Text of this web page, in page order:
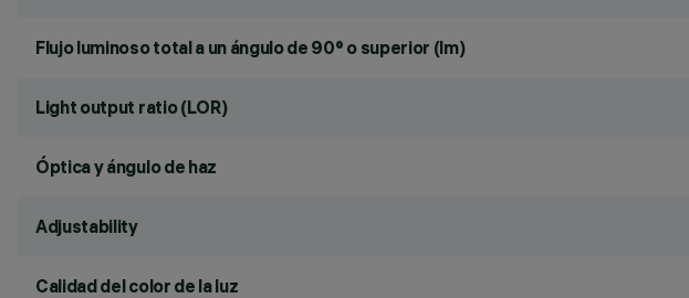
Flujo luminoso total a un ángulo de 90° o superior (lm)
Light output ratio (LOR)
Óptica y ángulo de haz
Adjustability
Calidad del color de la luz